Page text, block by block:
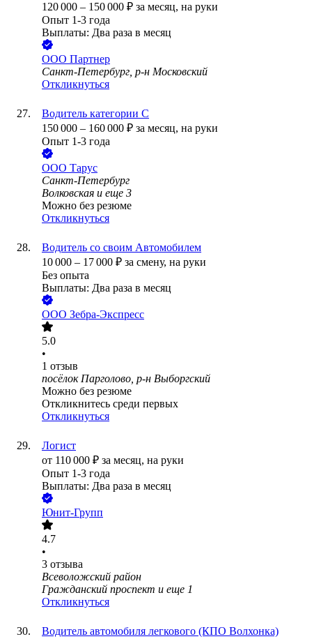
120 000 – 150 000 ₽ за месяц, на руки
Опыт 1-3 года
Выплаты: Два раза в месяц
ООО Партнер
Санкт-Петербург, р-н Московский
Откликнуться
Водитель категории С
150 000 – 160 000 ₽ за месяц, на руки
Опыт 1-3 года
ООО Тарус
Санкт-Петербург
Волковская и еще 3
Можно без резюме
Откликнуться
Водитель со своим Автомобилем
10 000 – 17 000 ₽ за смену, на руки
Без опыта
Выплаты: Два раза в месяц
ООО Зебра-Экспресс
5.0
•
1 отзыв
посёлок Парголово, р-н Выборгский
Можно без резюме
Откликнитесь среди первых
Откликнуться
Логист
от 110 000 ₽ за месяц, на руки
Опыт 1-3 года
Выплаты: Два раза в месяц
Юнит-Групп
4.7
•
3 отзыва
Всеволожский район
Гражданский проспект и еще 1
Откликнуться
Водитель автомобиля легкового (КПО Волхонка)